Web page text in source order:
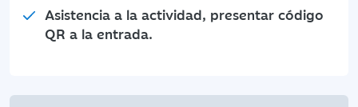
Asistencia a la actividad, presentar código
QR a la entrada.